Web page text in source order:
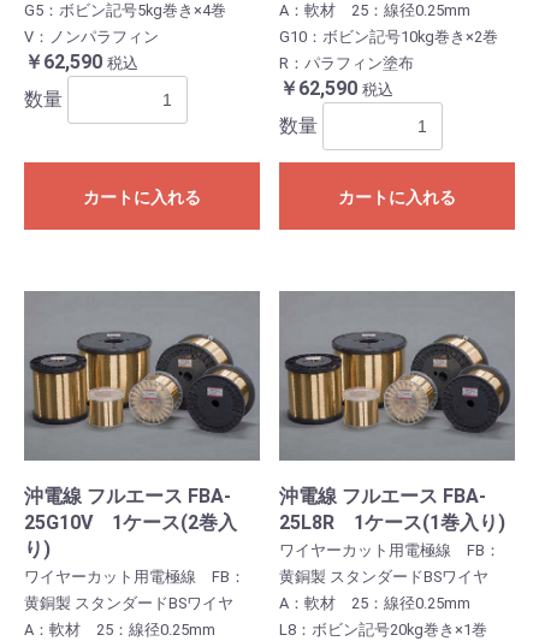
G5：ボビン記号5kg巻き×4巻
V：ノンパラフィン
￥62,590 税込
数量
カートに入れる
A：軟材 25：線径0.25mm
G10：ボビン記号10kg巻き×2巻
R：パラフィン塗布
￥62,590 税込
数量
カートに入れる
沖電線 フルエース FBA-
25G10V 1ケース(2巻入
り)
ワイヤーカット用電極線 FB：
黄銅製 スタンダードBSワイヤ
A：軟材 25：線径0.25mm
沖電線 フルエース FBA-
25L8R 1ケース(1巻入り)
ワイヤーカット用電極線 FB：
黄銅製 スタンダードBSワイヤ
A：軟材 25：線径0.25mm
L8：ボビン記号20kg巻き×1巻